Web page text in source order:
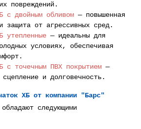
повреждений.
с двойным обливом — повышенная
защита от агрессивных сред.
утепленные — идеальны для
условиях, обеспечивая
с точечным ПВХ покрытием —
сцепление и долговечность.
ХБ от компании "Барс"
следующими